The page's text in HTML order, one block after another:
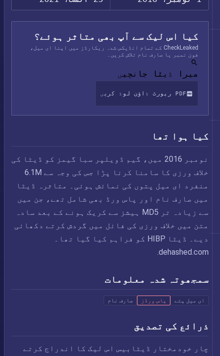
کیا اس لیک سے آپ بھی متاثر ہوئے؟
CheckLeaked کے تمام انڈیکس شدہ ریکارڈز میں اپنا ای میل،
فون نمبر یا صارف نام تلاش کریں۔
میرا ڈیٹا جانچیں
PDF رپورٹ ڈاؤن لوڈ کریں
کیا ہوا تھا
نومبر 2016 میں، گیم ڈویلپر سبا گیمز کو ڈیٹا کی
خلاف ورزی کا سامنا کرنا پڑا جس کی وجہ سے 6.1M
منفرد ای میل پتوں کی نمائش ہوئی۔ متاثرہ ڈیٹا
میں صارف نام اور پاس ورڈ بھی شامل تھے، جن میں
سے زیادہ تر MD5 ہیشز سے کریک ہونے کے بعد سادہ
متن میں خلاف ورزی کی فائل میں گردش کرتے دکھائی
دیے۔ ڈیٹا HIBP کو فراہم کیا گیا تھا۔
dehashed.com.
سمجھوتہ شدہ معلومات
ای میل پتے پاس ورڈز صارف نام
ذرائع کی تصدیق
چار خودمختار ڈیٹابیس اس لیک کا اندراج کرتے